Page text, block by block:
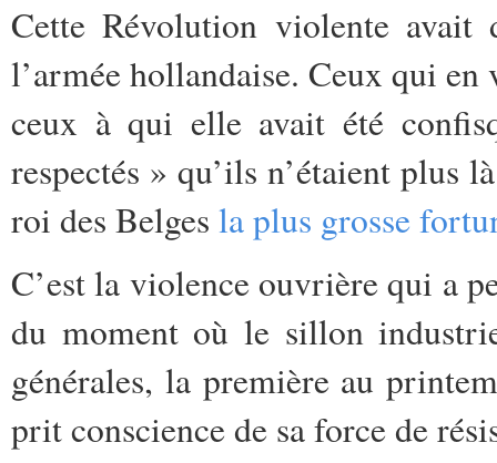
Cette Révolution violente
l’armée hollandaise. Ceux qui
ceux à qui elle avait été
respectés » qu’ils n’étaient plus
roi des Belges la plus grosse
C’est la violence ouvrière qui a
du moment où le sillon
générales, la première au
prit conscience de sa force de